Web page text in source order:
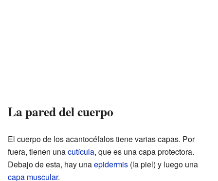
La pared del cuerpo
El cuerpo de los acantocéfalos tiene varias capas. Por
fuera, tienen unacutícula, que es una capa protectora.
Debajo de esta, hay unaepidermis (la piel) y luego una
capa muscular.